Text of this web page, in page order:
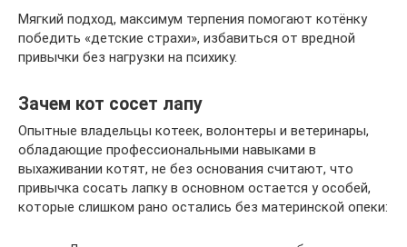
Мягкий подход, максимум терпения помогают котёнку
победить «детские страхи», избавиться от вредной
привычки без нагрузки на психику.
Зачем кот сосет лапу
Опытные владельцы котеек, волонтеры и ветеринары,
обладающие профессиональными навыками в
выхаживании котят, не без основания считают, что
привычка сосать лапку в основном остается у особей,
которые слишком рано остались без материнской опеки: